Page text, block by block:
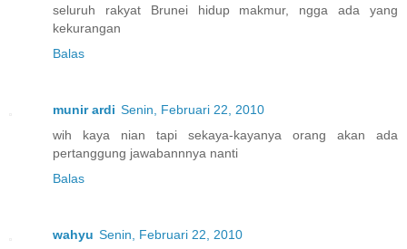
seluruh rakyat Brunei hidup makmur, ngga ada yang
kekurangan
Balas
munir ardi Senin, Februari 22, 2010
wih kaya nian tapi sekaya-kayanya orang akan ada
pertanggung jawabannnya nanti
Balas
wahyu Senin, Februari 22, 2010